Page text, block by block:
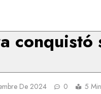
conquistó
De 2024 0 5